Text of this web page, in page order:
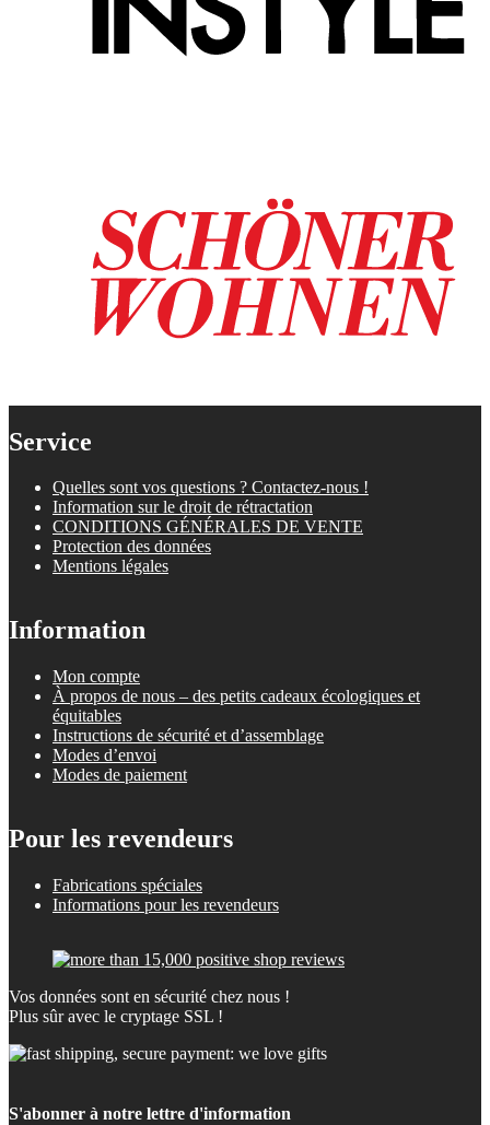
Service
Quelles sont vos questions ? Contactez-nous !
Information sur le droit de rétractation
CONDITIONS GÉNÉRALES DE VENTE
Protection des données
Mentions légales
Information
Mon compte
À propos de nous – des petits cadeaux écologiques et
équitables
Instructions de sécurité et d’assemblage
Modes d’envoi
Modes de paiement
Pour les revendeurs
Fabrications spéciales
Informations pour les revendeurs
Vos données sont en sécurité chez nous !
Plus sûr avec le cryptage SSL !
S'abonner à notre lettre d'information